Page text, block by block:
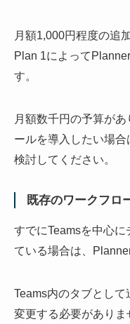
月額1,000円程度の追
Plan 1によって
す。
月額数千円の予算が
ールを導入したい場
検討してください。
既存のワークフロ
すでにTeamsを中心
ている場合は、
Teams内のタブとして
変更する必要がありま